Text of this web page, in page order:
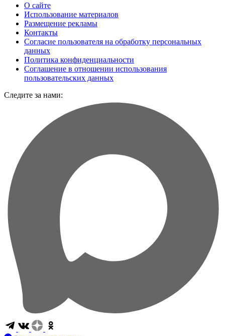
О сайте
Использование материалов
Размещение рекламы
Контакты
Согласие пользователя на обработку персональных
данных
Политика конфиденциальности
Соглашение в отношении использования
пользовательских данных
Следите за нами: